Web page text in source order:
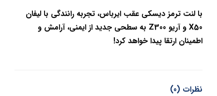
با لنت ترمز دیسکی عقب ایرباس، تجربه رانندگی با لیفان
X50 و آریو Z300 به سطحی جدید از ایمنی، آرامش و
اطمینان ارتقا پیدا خواهد کرد!
نظرات (0)